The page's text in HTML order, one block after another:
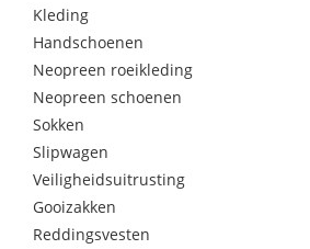
Kleding
Handschoenen
Neopreen roeikleding
Neopreen schoenen
Sokken
Slipwagen
Veiligheidsuitrusting
Gooizakken
Reddingsvesten